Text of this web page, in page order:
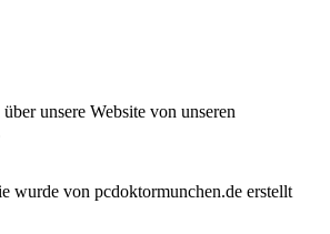
unsere Website von unseren
wurde von pcdoktormunchen.de erstellt